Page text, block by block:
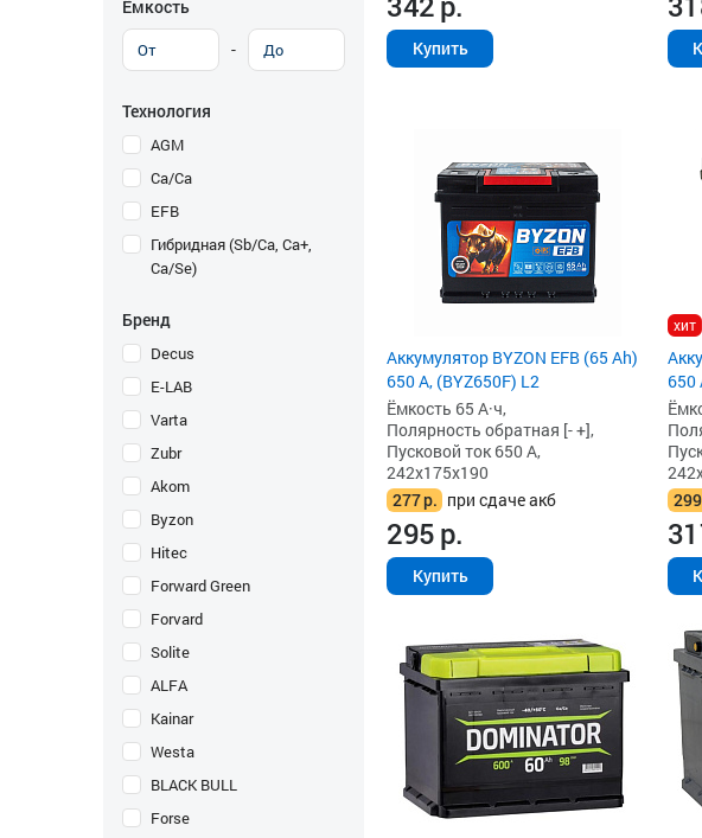
Ёмкость
-
Технология
AGM
Ca/Ca
EFB
Гибридная (Sb/Ca, Ca+,
Ca/Se)
Бренд
Decus
E-LAB
Varta
Zubr
Akom
Byzon
Hitec
Forward Green
Forvard
Solite
ALFA
Kainar
Westa
BLACK BULL
Forse
Купить
Аккумулятор BYZON EFB (65 Ah)
650 А, (BYZ650F) L2
Ёмкость 65 А·ч,
Полярность обратная [- +],
Пусковой ток 650 А,
242x175x190
277р. при сдаче акб
295р.
Купить
хит
650
299